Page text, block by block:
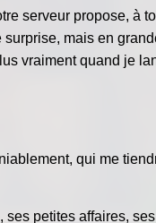
serveur propose, à
mais en
vraiment quand je
qui me
petites affaires,